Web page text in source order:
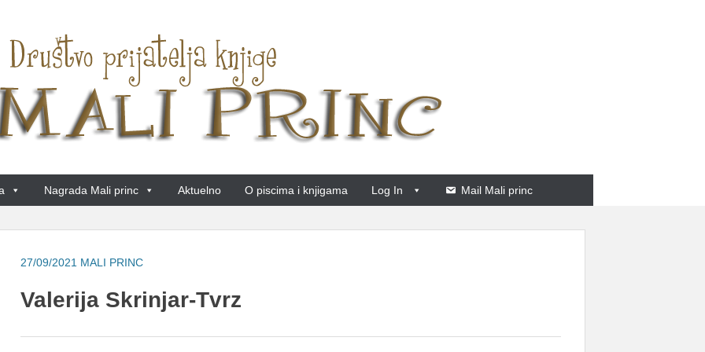
Nagrada Mali princ Aktuelno O piscima i knjigama Log In Mail Mali princ
27/09/2021 MALI PRINC
Valerija Skrinjar-Tvrz